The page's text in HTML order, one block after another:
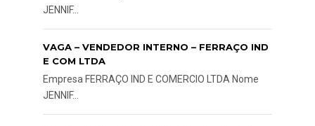
JENNIF...
VAGA – VENDEDOR INTERNO – FERRAÇO IND
E COM LTDA
Empresa FERRAÇO IND E COMERCIO LTDA Nome
JENNIF...